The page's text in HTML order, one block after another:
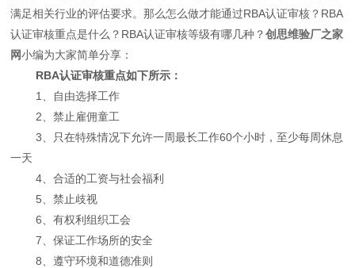
满足相关行业的评估要求。那么怎么做才能通过RBA认证审核？RBA
认证审核重点是什么？RBA认证审核等级有哪几种？创思维验厂之家
网小编为大家简单分享：
RBA认证审核重点如下所示：
1、自由选择工作
2、禁止雇佣童工
3、只在特殊情况下允许一周最长工作60个小时，至少每周休息
一天
4、合适的工资与社会福利
5、禁止歧视
6、有权利组织工会
7、保证工作场所的安全
8、遵守环境和道德准则